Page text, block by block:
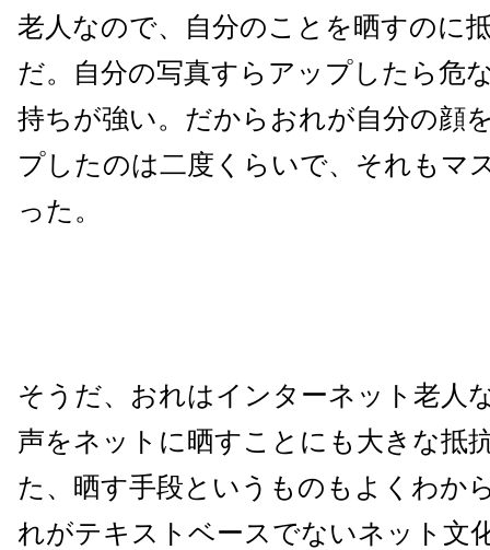
老人なので、自分のことを晒すのに
だ。自分の写真すらアップしたら危
持ちが強い。だからおれが自分の顔
プしたのは二度くらいで、それもマ
った。
そうだ、おれはインターネット老人
声をネットに晒すことにも大きな抵
た、晒す手段というものもよくわか
れがテキストベースでないネット文